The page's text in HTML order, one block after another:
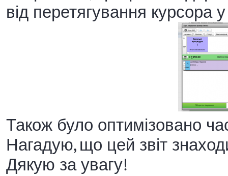
від перетягування курсора
Також було оптимізовано
Нагадую, що цей звіт
Дякую за увагу!